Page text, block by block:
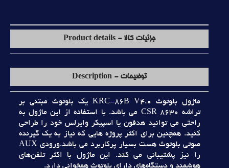
جزئیات کالا - Product details
توضیحات - Description
ماژول بلوتوث KRC-86B V4.0 يک بلوتوث مبتني بر
تراشه CSR 8630 مي باشد. با استفاده از اين ماژول به
راحتي مي توانيد هدفون يا اسپيکر وايرلس خود را طراحي
کنيد. همچنين براي اکثر پروژه هايي که نياز به يک گيرنده
صوتي بلوتوث هست بسيار پرکاربرد مي باشد.ورودي AUX
را نيز پشتيباني مي کند. اين ماژول با اکثر تلفن‌هاي
هوشمند و دستگاه‌هاي داراي بلوتوث همخواني دارد.